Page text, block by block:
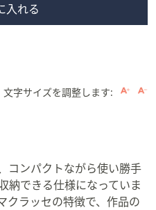
入れる
文字サイズを調整します:
コンパクトながら使い勝手
納できる仕様になっていま
クラッセの特徴で、作品の